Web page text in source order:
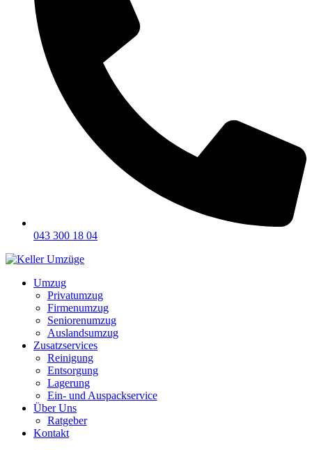
043 300 18 04
Umzug
Privatumzug
Firmenumzug
Seniorenumzug
Auslandsumzug
Zusatzservices
Reinigung
Entsorgung
Lagerung
Ein- und Auspackservice
Über Uns
Ratgeber
Kontakt